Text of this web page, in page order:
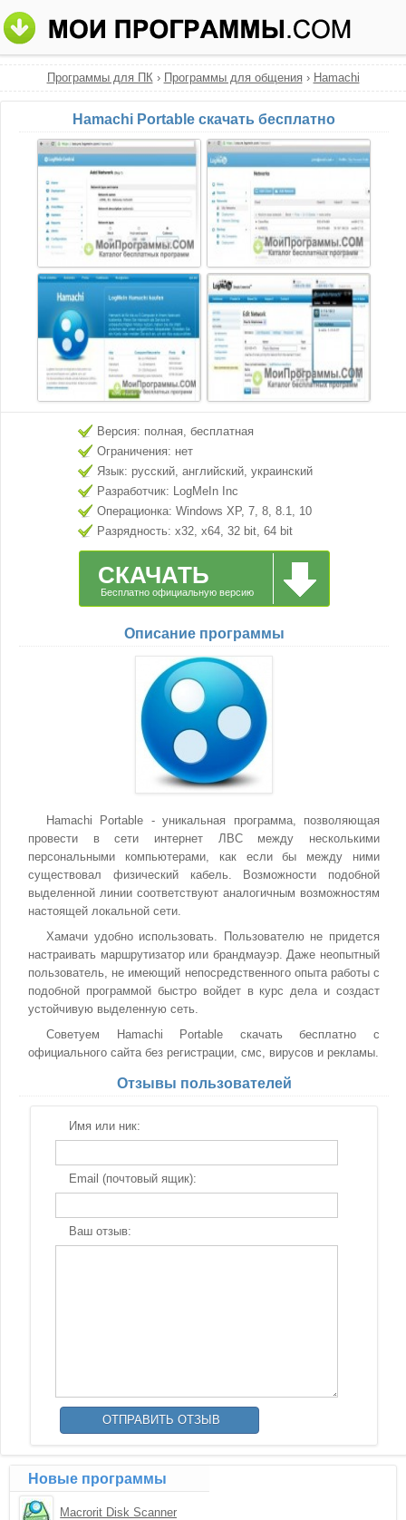
Программы для ПК› Программы для общения › Hamachi
Hamachi Portable скачать бесплатно
Версия: полная, бесплатная
Ограничения: нет
Язык: русский, английский, украинский
Разработчик: LogMeIn Inc
Операционка: Windows XP, 7, 8, 8.1, 10
Разрядность: x32, x64, 32 bit, 64 bit
СКАЧАТЬ
Бесплатно официальную версию
Описание программы
Hamachi Portable - уникальная программа, позволяющая
провести в сети интернет ЛВС между несколькими
персональными компьютерами, как если бы между ними
существовал физический кабель. Возможности подобной
выделенной линии соответствуют аналогичным возможностям
настоящей локальной сети.
Хамачи удобно использовать. Пользователю не придется
настраивать маршрутизатор или брандмауэр. Даже неопытный
пользователь, не имеющий непосредственного опыта работы с
подобной программой быстро войдет в курс дела и создаст
устойчивую выделенную сеть.
Советуем Hamachi Portable скачать бесплатно с
официального сайта без регистрации, смс, вирусов и рекламы.
Отзывы пользователей
Имя или ник:
Email (почтовый ящик):
Ваш отзыв:
Новые программы
Macrorit Disk Scanner